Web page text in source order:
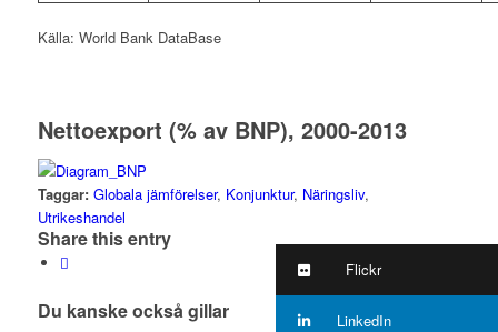
Källa: World Bank DataBase
Nettoexport (% av BNP), 2000-2013
Taggar: Globala jämförelser, Konjunktur, Näringsliv,
Utrikeshandel
Share this entry
Du kanske också gillar
Flickr
LinkedIn